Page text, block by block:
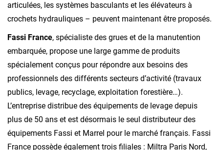
articulées, les systèmes basculants et les élévateurs à
crochets hydrauliques – peuvent maintenant être proposés.
Fassi France, spécialiste des grues et de la manutention
embarquée, propose une large gamme de produits
spécialement conçus pour répondre aux besoins des
professionnels des différents secteurs d’activité (travaux
publics, levage, recyclage, exploitation forestière…).
L’entreprise distribue des équipements de levage depuis
plus de 50 ans et est désormais le seul distributeur des
équipements Fassi et Marrel pour le marché français. Fassi
France possède également trois filiales : Miltra Paris Nord,